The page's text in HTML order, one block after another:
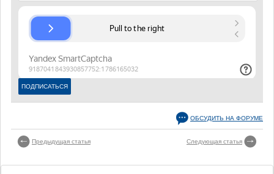
ОБСУДИТЬ НА ФОРУМЕ
Предыдущая статья Следующая статья